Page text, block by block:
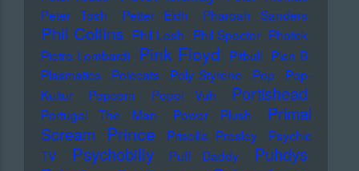
Peter Tosh
Petter Eldh Pharoah Sanders
Phil Collins Phil Lesh Phil Spector Photek
Pietro Lombardi
Pink Floyd Pitbull Plan B
Plasmatics
Polecats Poly Styrene Pop
Pop-
Kultur
Popcorn Popol Vuh Portishead
Portugal The Man Power Plush
Primal
Scream
Prince Priscilla Presley
Psychic
TV
Psychobilly Puff Daddy
Puhdys